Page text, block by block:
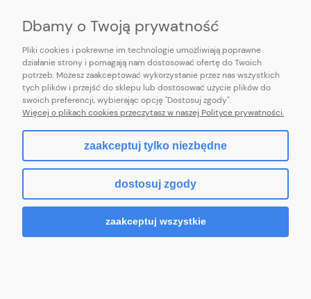
E-mail:pl101sukienek@gmail.com
101sukienek.pl
ul. Piotrkowska 317/11, Łódź 93-035, woj. łódzkie
pokaż pełną wersję strony
Sklep internetowy Shoper.pl
Dbamy o Twoją prywatność
Pliki cookies i pokrewne im technologie umożliwiają poprawne
działanie strony i pomagają nam dostosować ofertę do Twoich
potrzeb. Możesz zaakceptować wykorzystanie przez nas wszystkich
tych plików i przejść do sklepu lub dostosować użycie plików do
swoich preferencji, wybierając opcję "Dostosuj zgody".
Więcej o plikach cookies przeczytasz w naszej Polityce prywatności.
zaakceptuj tylko niezbędne
dostosuj zgody
zaakceptuj wszystkie